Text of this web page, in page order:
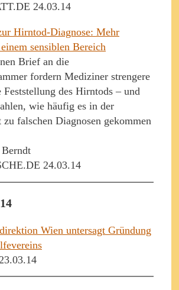
24.03.14
Hirntod-Diagnose: Mehr
sensiblen Bereich
Brief an die
fordern Mediziner strengere
des Hirntods – und
wie häufig es in der
zu falschen Diagnosen gekommen
24.03.14
Wien untersagt Gründung